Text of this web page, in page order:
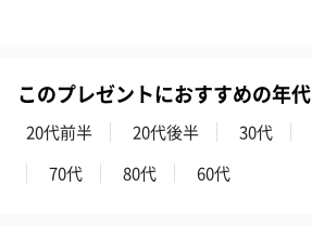
このプレゼントにおすすめの年代
20代前半 20代後半 30代
70代
80代 60代